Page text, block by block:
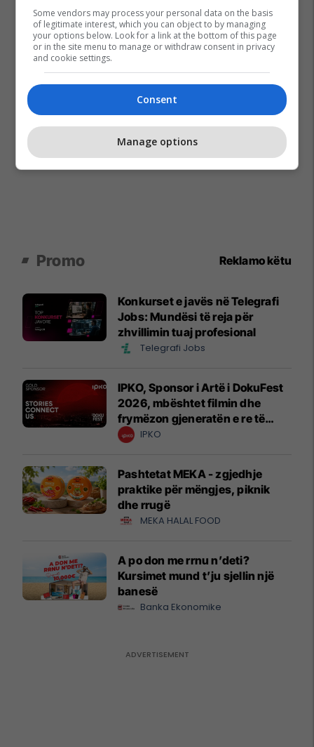
Promo Reklamo këtu
Konkurset e javës në Telegrafi
Jobs: Mundësi të reja për
zhvillimin tuaj profesional
Telegrafi Jobs
IPKO, Sponsor i Artë i DokuFest
2026, mbështet filmin dhe
frymëzon gjeneratën e re të
krijuesve
IPKO
Pashtetat MEKA - zgjedhje
praktike për mëngjes, piknik
dhe rrugë
MEKA HALAL FOOD
A po don me rrnu n’deti?
Kursimet mund t’ju sjellin një
banesë
Banka Ekonomike
Some vendors may process your personal data on the basis
of legitimate interest, which you can object to by managing
your options below. Look for a link at the bottom of this page
or in the site menu to manage or withdraw consent in privacy
and cookie settings.
Consent
Manage options